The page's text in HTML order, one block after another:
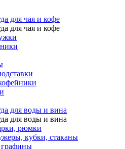
для чая и кофе
для чая и кофе
для воды и вина
для воды и вина
рюмки
кубки, стаканы